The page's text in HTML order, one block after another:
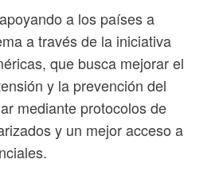
a los países a
a través de la iniciativa
que busca mejorar el
y la prevención del
mediante protocolos de
y un mejor acceso a